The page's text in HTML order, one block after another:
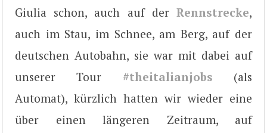
Giulia schon, auch auf der Rennstrecke,
auch im Stau, im Schnee, am Berg, auf der
deutschen Autobahn, sie war mit dabei auf
unserer Tour #theitalianjobs (als
Automat), kürzlich hatten wir wieder eine
über einen längeren Zeitraum, auf